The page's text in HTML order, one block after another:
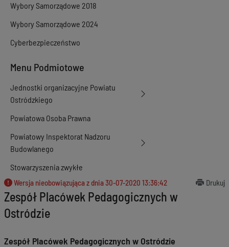
Wybory Samorządowe 2018
Wybory Samorządowe 2024
Cyberbezpieczeństwo
Menu Podmiotowe
Jednostki organizacyjne Powiatu
Ostródzkiego
Powiatowa Osoba Prawna
Powiatowy Inspektorat Nadzoru
Budowlanego
Stowarzyszenia zwykłe
Wersja nieobowiązująca z dnia30-07-2020 13:36:42 Drukuj
Zespół Placówek Pedagogicznych w
Ostródzie
Zespół Placówek Pedagogicznych w Ostródzie